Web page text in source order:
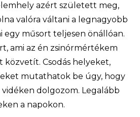
azért született meg,
valóra váltani a legnagyobb
egy műsort teljesen önállóan.
ami az én zsinórmértékem
közvetít. Csodás helyeket,
mutathatok be úgy, hogy
dolgozom. Legalább
a napokon.